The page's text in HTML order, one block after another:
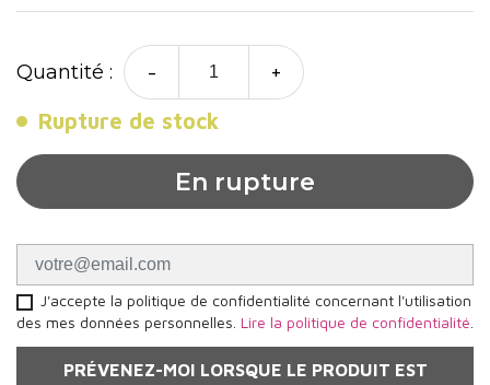
Quantité : -
+
Rupture de stock
En rupture
J'accepte la politique de confidentialité concernant l'utilisation
des mes données personnelles. Lire la politique de confidentialité
PRÉVENEZ-MOI LORSQUE LE PRODUIT EST